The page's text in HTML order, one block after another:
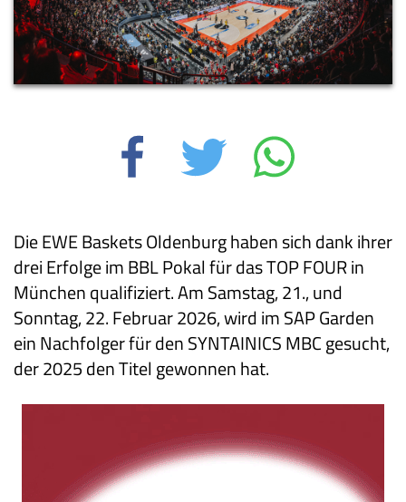
Die EWE Baskets Oldenburg haben sich dank ihrer
drei Erfolge im BBL Pokal für das TOP FOUR in
München qualifiziert. Am Samstag, 21., und
Sonntag, 22. Februar 2026, wird im SAP Garden
ein Nachfolger für den SYNTAINICS MBC gesucht,
der 2025 den Titel gewonnen hat.